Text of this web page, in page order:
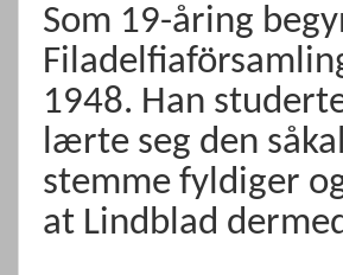
Som 19-åring
1948. Han
lærte seg den
stemme fyldiger
at Lindblad